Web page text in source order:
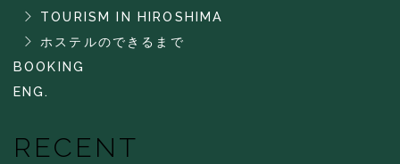
TOURISM IN HIROSHIMA
ホステルのできるまで
BOOKING
ENG.
RECENT